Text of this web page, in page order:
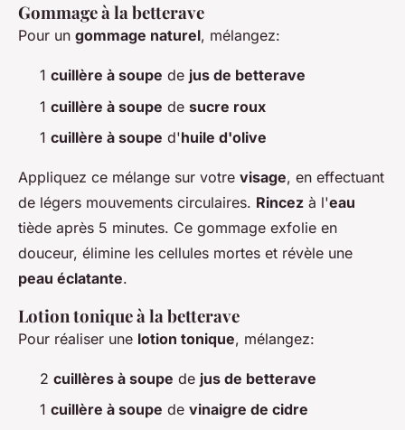
Gommage à la betterave
Pour un gommage naturel, mélangez:
1 cuillère à soupe de jus de betterave
1 cuillère à soupe de sucre roux
1 cuillère à soupe d'huile d'olive
Appliquez ce mélange sur votre visage, en effectuant
de légers mouvements circulaires. Rincez à l'eau
tiède après 5 minutes. Ce gommage exfolie en
douceur, élimine les cellules mortes et révèle une
peau éclatante.
Lotion tonique à la betterave
Pour réaliser une lotion tonique, mélangez:
2 cuillères à soupe de jus de betterave
1 cuillère à soupe de vinaigre de cidre